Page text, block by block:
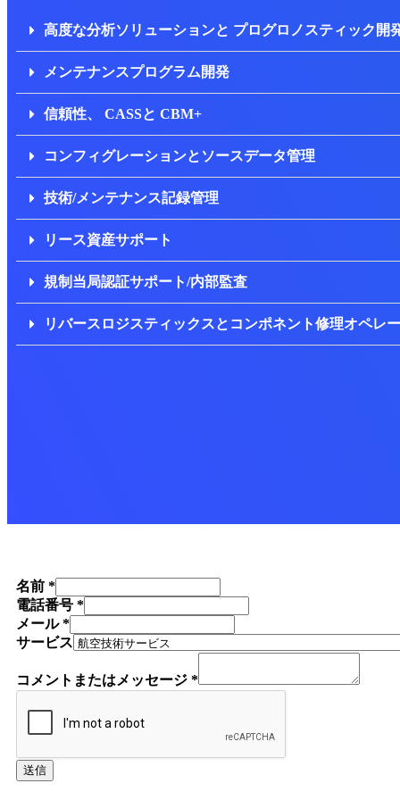
高度な分析ソリューションと プログロノスティック開
メンテナンスプログラム開発
信頼性、 CASSと CBM+
コンフィグレーションとソースデータ管理
技術/メンテナンス記録管理
リース資産サポート
規制当局認証サポート/内部監査
リバースロジスティックスとコンポネント修理オペレ
名前 *
電話番号 *
メール*
サービス
コメントまたはメッセージ *
送信